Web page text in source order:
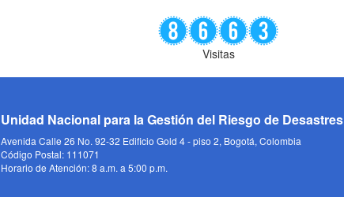
Visitas
Unidad Nacional para la Gestión del Riesgo de Desastres
Avenida Calle 26 No. 92-32 Edificio Gold 4 - piso 2, Bogotá, Colombia
Código Postal: 111071
Horario de Atención: 8 a.m. a 5:00 p.m.